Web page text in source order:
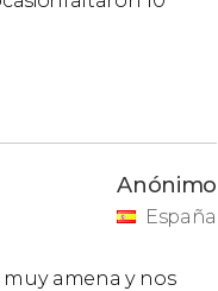
Anónimo
España
muy amena y nos